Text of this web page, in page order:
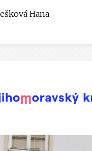
Hana